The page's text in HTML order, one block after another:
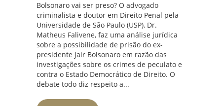
Bolsonaro vai ser preso? O advogado
criminalista e doutor em Direito Penal pela
Universidade de São Paulo (USP), Dr.
Matheus Falivene, faz uma análise jurídica
sobre a possibilidade de prisão do ex-
presidente Jair Bolsonaro em razão das
investigações sobre os crimes de peculato e
contra o Estado Democrático de Direito. O
debate todo diz respeito a...